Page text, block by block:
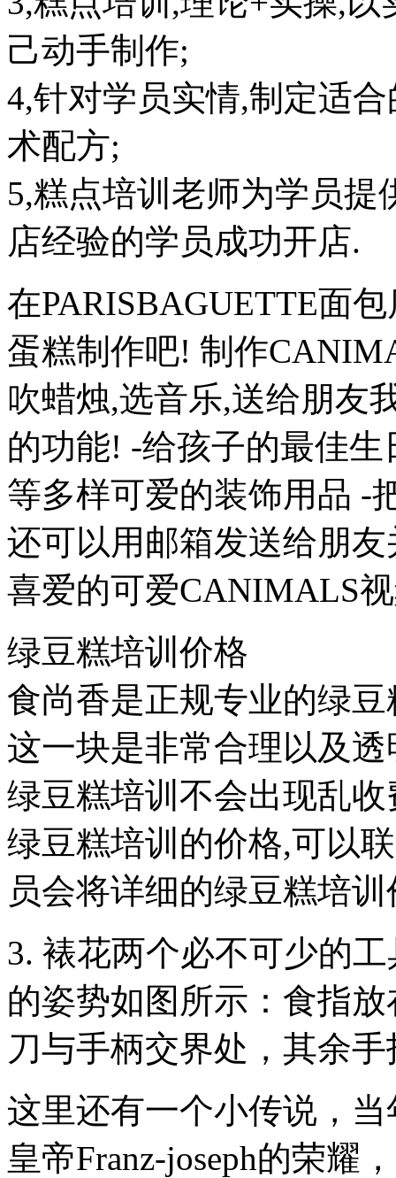
己动手制作;
4,针对学员实情,制定适
术配方;
5,糕点培训老师为学员
店经验的学员成功开店.
在PARISBAGUETTE面
蛋糕制作吧! 制作
吹蜡烛,选音乐,送给朋友
的功能! -给孩子的最佳
等多样可爱的装饰用品 -
还可以用邮箱发送给朋
喜爱的可爱CANIMALS
绿豆糕培训价格
食尚香是正规专业的绿
这一块是非常合理以及
绿豆糕培训不会出现乱
绿豆糕培训的价格,可以
员会将详细的绿豆糕培
3. 裱花两个必不可少的
的姿势如图所示：食指
刀与手柄交界处，其余
这里还有一个小传说，
皇帝Franz-joseph的荣耀